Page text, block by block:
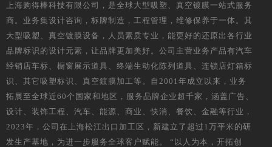
上海购得棒科技有限公司，是全球大型吸塑、真空镀膜一站式服务
商。业务集设计咨询，标牌制造，工程管理，维修保养于一体。其
大型吸塑、真空镀膜设备，人员素质专业，能更好的还原出各行业
品牌标识的设计元素，让品牌更加美好。公司主营业务产品有汽车
经销店车标、橱窗展示道具、终端生动化陈列道具、连锁店灯箱标
识、其它吸塑标识、真空鍍膜加工等。自2001年成立以来，业务
拓展至全球近60个国家和地区，服务品牌企业超千家，涵盖广告、
设计、装饰工程、汽车、能源、商业、快消、餐饮、金融等行业，
2023年，公司在上海松江出口加工区，新建立了超过1万平米的研
发生产基地，为进一步服务全球客户赋能。 “以人为本，开拓创